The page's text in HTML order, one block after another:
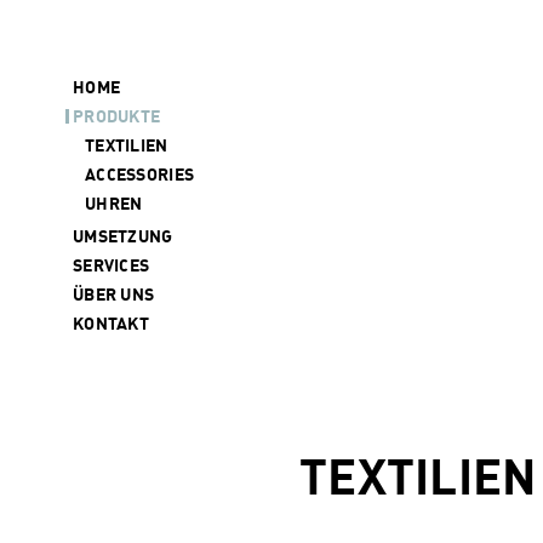
HOME
PRODUKTE
TEXTILIEN
ACCESSORIES
UHREN
UMSETZUNG
SERVICES
ÜBER UNS
KONTAKT
TEXTILIEN